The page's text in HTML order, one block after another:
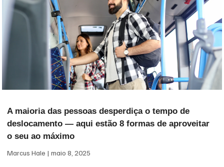
A maioria das pessoas desperdiça o tempo de
deslocamento — aqui estão 8 formas de aproveitar
o seu ao máximo
Marcus Hale maio 8, 2025